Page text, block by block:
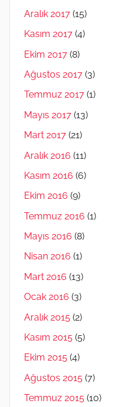
Aralık 2017 (15)
Kasım 2017 (4)
Ekim 2017 (8)
Ağustos 2017 (3)
Temmuz 2017 (1)
Mayıs 2017 (13)
Mart 2017 (21)
Aralık 2016 (11)
Kasım 2016 (6)
Ekim 2016 (9)
Temmuz 2016 (1)
Mayıs 2016 (8)
Nisan 2016 (1)
Mart 2016 (13)
Ocak 2016 (3)
Aralık 2015 (2)
Kasım 2015 (5)
Ekim 2015 (4)
Ağustos 2015 (7)
Temmuz 2015 (10)